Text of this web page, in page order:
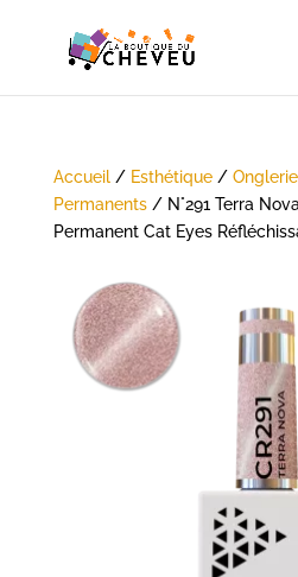
Accueil/ Esthétique/ Onglerie
Permanents/ N°291 Terra
Permanent Cat Eyes